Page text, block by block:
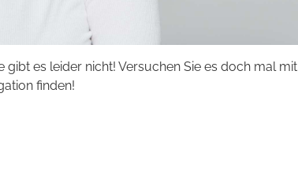
es leider nicht! Versuchen Sie es doch mal mit
finden!